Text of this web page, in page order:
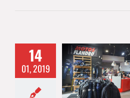
14
01, 2019
Flandro, un
que ruge
por la